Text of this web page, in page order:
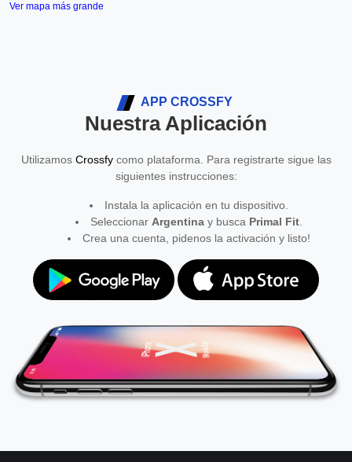
Ver mapa más grande
APP CROSSFY
Nuestra Aplicación
Utilizamos Crossfycomo plataforma. Para registrarte sigue las
siguientes instrucciones:
Instala la aplicación en tu dispositivo.
Seleccionar Argentinay busca Primal Fit.
Crea una cuenta, pidenos la activación y listo!